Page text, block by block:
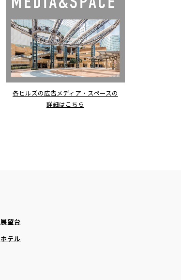
各ヒルズの広告メディア・スペースの
詳細はこちら
展望台
ホテル